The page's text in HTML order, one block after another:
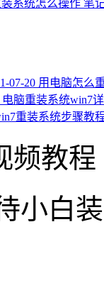
系统怎么操作 笔
07-20 用电脑怎么
电脑重装系统win7
重装系统步骤教
频教程
小白